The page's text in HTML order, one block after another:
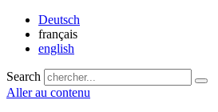
Deutsch
français
english
Search
Aller au contenu